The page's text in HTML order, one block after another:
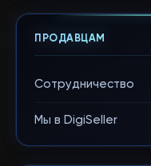
ПРОДАВЦАМ
Сотрудничество
Мы в DigiSeller